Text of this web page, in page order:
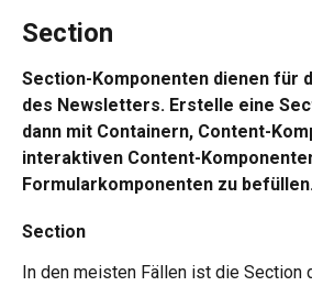
Section
Section-Komponenten dienen für
des Newsletters. Erstelle eine
dann mit Containern, Content-
interaktiven Content-
Formularkomponenten zu
Section
In den meisten Fällen ist die Section